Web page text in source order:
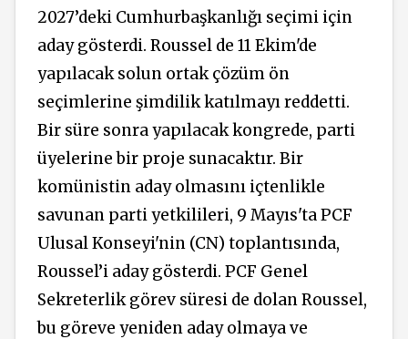
2027’deki Cumhurbaşkanlığı seçimi için
aday gösterdi. Roussel de 11 Ekim'de
yapılacak solun ortak çözüm ön
seçimlerine şimdilik katılmayı reddetti.
Bir süre sonra yapılacak kongrede, parti
üyelerine bir proje sunacaktır. Bir
komünistin aday olmasını içtenlikle
savunan parti yetkilileri, 9 Mayıs'ta PCF
Ulusal Konseyi'nin (CN) toplantısında,
Roussel’i aday gösterdi. PCF Genel
Sekreterlik görev süresi de dolan Roussel,
bu göreve yeniden aday olmaya ve